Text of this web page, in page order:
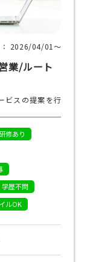
2026/04/01〜
業/ルート
ビスの提案を行
修あり
学歴不問
ルOK